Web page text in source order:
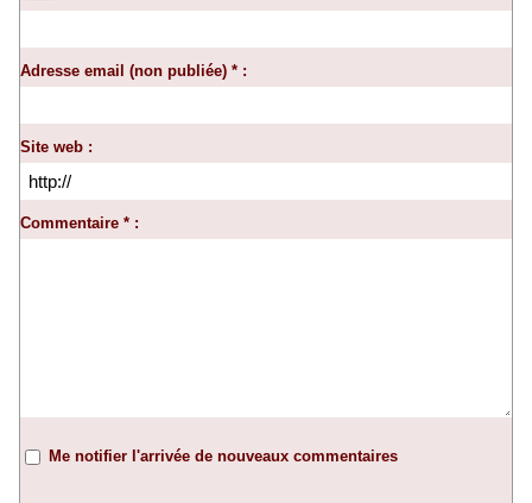
Adresse email (non publiée) * :
Site web :
Commentaire * :
Me notifier l'arrivée de nouveaux commentaires